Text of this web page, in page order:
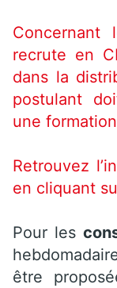
Concernant
recrute en
dans la
postulant
une
Retrouvez
en cliquant
Pour les
être